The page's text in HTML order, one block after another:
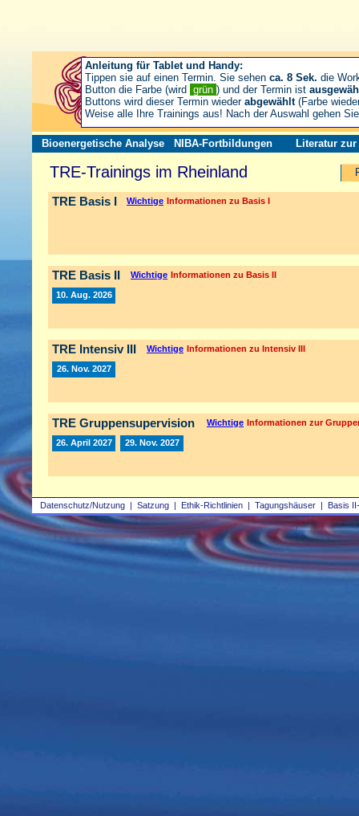
Datenschutz/Nutzung | Satzung | Ethik-Richtlinien | Tagungshäuser | Basis
Bioenergetische Analyse NIBA-Fortbildungen Literatur zur
TRE-Trainings im Rheinland
TRE Basis I Wichtige Informationen zu Basis I
TRE Basis II Wichtige Informationen zu Basis II
10. Aug. 2026
TRE Intensiv III Wichtige Informationen zu Intensiv III
26. Nov. 2027
TRE Gruppensupervision Wichtige Informationen zur
26. April 2027 29. Nov. 2027
Anleitung für Tablet und Handy:
Tippen sie auf einen Termin. Sie sehen ca. 8 Sek. die
Button die Farbe (wird grün ) und der Termin ist
Buttons wird dieser Termin wieder abgewählt(Farbe
Weise alle Ihre Trainings aus! Nach der Auswahl gehen